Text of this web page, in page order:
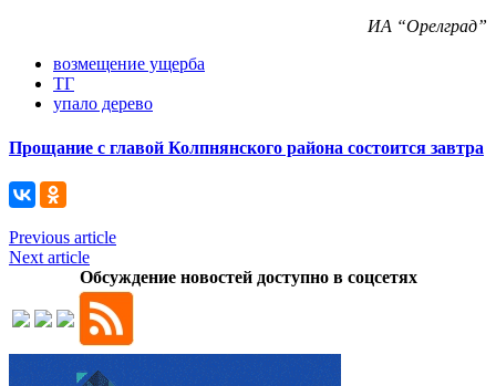
ИА “Орелград”
возмещение ущерба
ТГ
упало дерево
Прощание с главой Колпнянского района состоится завтра
Previous article
Next article
Обсуждение новостей доступно в соцсетях